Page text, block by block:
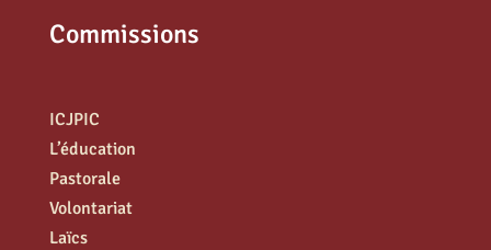
Commissions
ICJPIC
L’éducation
Pastorale
Volontariat
Laïcs